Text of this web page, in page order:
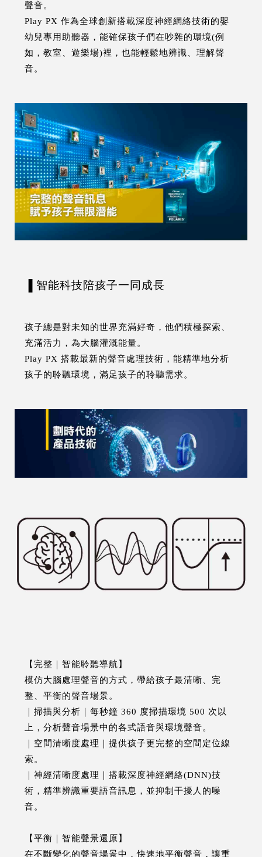
聲音。
Play PX 作為全球創新搭載深度神經網絡技術的嬰
幼兒專用助聽器，能確保孩子們在吵雜的環境(例
如，教室、遊樂場)裡，也能輕鬆地辨識、理解聲
音。
▐ 智能科技陪孩子一同成長
孩子總是對未知的世界充滿好奇，他們積極探索、
充滿活力，為大腦灌溉能量。
Play PX 搭載最新的聲音處理技術，能精準地分析
孩子的聆聽環境，滿足孩子的聆聽需求。
【完整｜智能聆聽導航】
模仿大腦處理聲音的方式，帶給孩子最清晰、完
整、平衡的聲音場景。
｜掃描與分析｜每秒鐘 360 度掃描環境 500 次以
上，分析聲音場景中的各式語音與環境聲音。
｜空間清晰度處理｜提供孩子更完整的空間定位線
索。
｜神經清晰度處理｜搭載深度神經網絡(DNN)技
術，精準辨識重要語音訊息，並抑制干擾人的噪
音。
【平衡｜智能聲景還原】
在不斷變化的聲音場景中，快速地平衡聲音，讓重